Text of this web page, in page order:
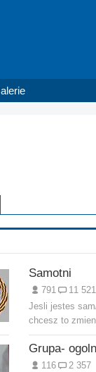
Samotni
791
11 521
Jesli jestes
chcesz to
116
2 357